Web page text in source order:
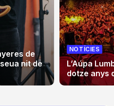
de
nit de
NOTÍCIES
L’Aúpa
dotze anys